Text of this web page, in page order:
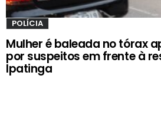
POLÍCIA
Mulher é baleada no tórax
por suspeitos em frente à
Ipatinga